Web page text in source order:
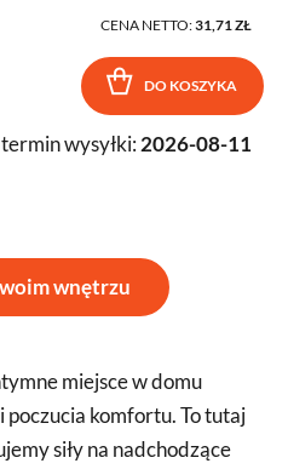
CENA NETTO:31,71 ZŁ
DO KOSZYKA
wysyłki: 2026-08-11
wnętrzu
miejsce w domu
komfortu. To tutaj
siły na nadchodzące